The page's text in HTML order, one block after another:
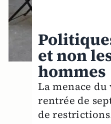
et non
hommes
La menace
rentrée de
de